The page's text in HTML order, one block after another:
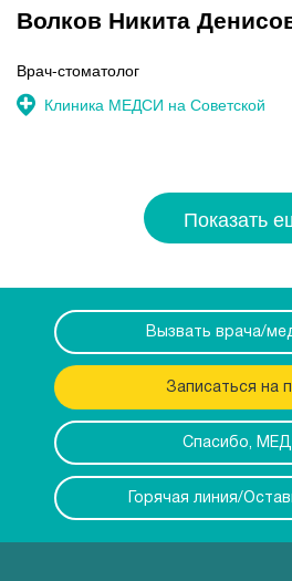
Волков Никита
Врач-стоматолог
Клиника МЕДСИ на Советской
Показать
Вызвать врача/
Записаться на
Спасибо,
Горячая линия/